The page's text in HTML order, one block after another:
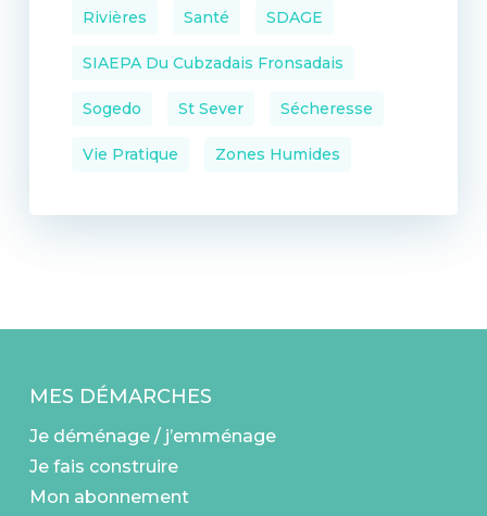
Rivières Santé SDAGE
SIAEPA Du Cubzadais Fronsadais
Sogedo St Sever Sécheresse
Vie Pratique Zones Humides
MES DÉMARCHES
Je déménage / j’emménage
Je fais construire
Mon abonnement